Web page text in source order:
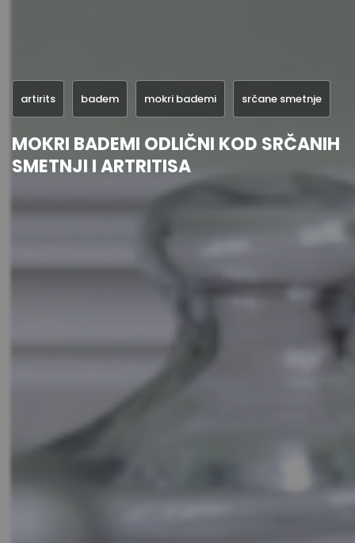
artirits badem mokri bademi srčane smetnje
MOKRI BADEMI ODLIČNI KOD SRČANIH
SMETNJI I ARTRITISA